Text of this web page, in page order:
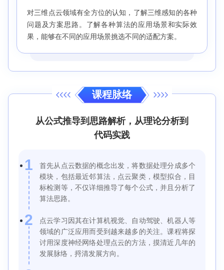
对三维点云领域有全方位的认知，了解三维感知的各种
问题及方案思路。了解各种算法的应用场景和实际效
果，能够在不同的应用场景挑选不同的适配方案。
课程脉络
从公式推导到思路解析，从理论分析到
代码实践
1
首先从点云数据的概念出发，将数据处理分成多个
模块，包括最近邻算法，点云聚类，模型拟合，目
标检测等，不仅详细推导了每个公式，并且分析了
算法思路。
2
点云学习因其在计算机视觉、自动驾驶、机器人等
领域的广泛应用而受到越来越多的关注。课程将探
讨用深度神经网络处理点云的方法，摸清近几年的
发展脉络，捋清发展方向。